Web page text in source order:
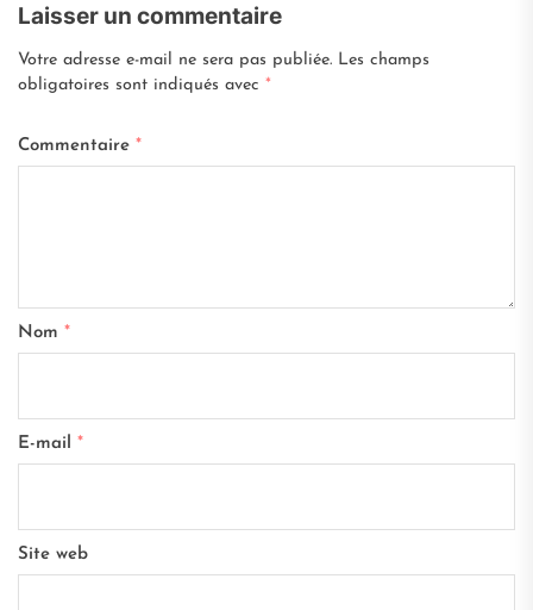
Laisser un commentaire
Votre adresse e-mail ne sera pas publiée. Les champs
obligatoires sont indiqués avec *
Commentaire *
Nom *
E-mail *
Site web